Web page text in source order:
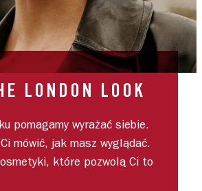
LONDON LOOK
pomagamy wyrażać siebie.
mówić, jak masz wyglądać.
które pozwolą Ci to